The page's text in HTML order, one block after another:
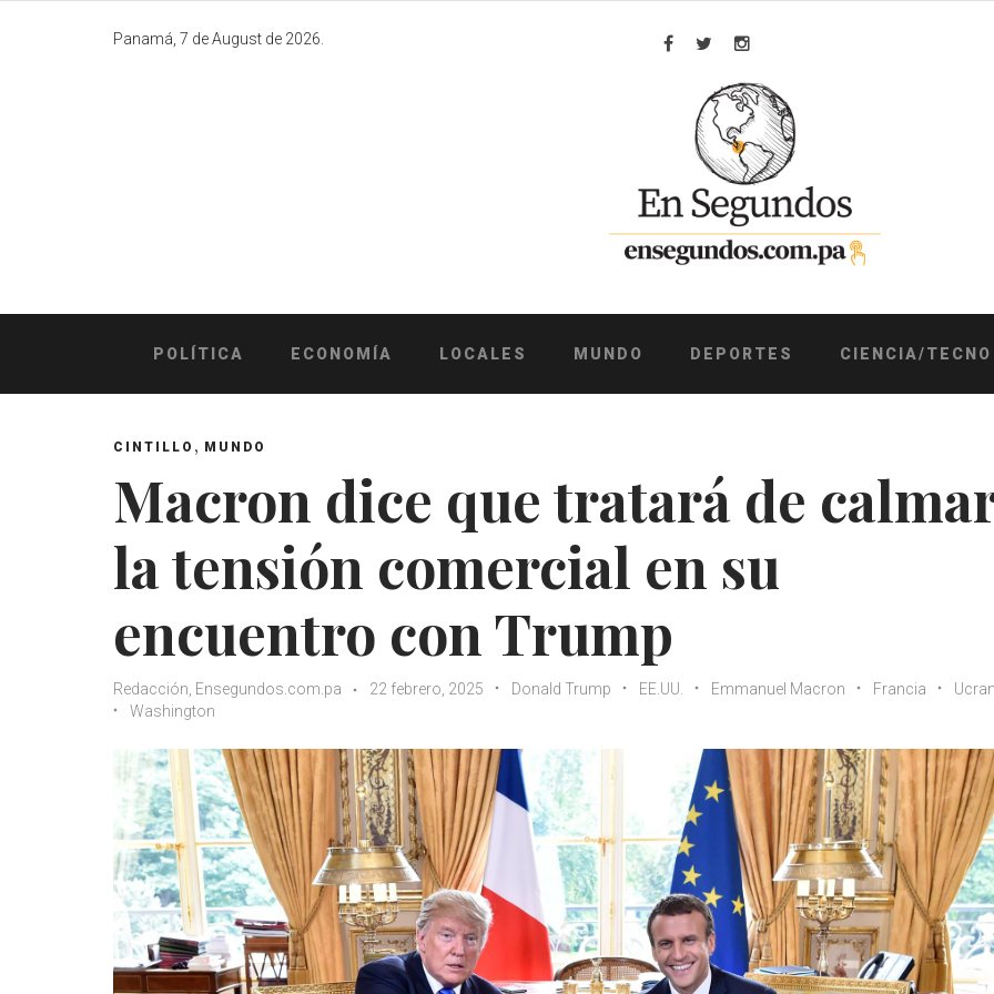
Panamá, 7 de August de 2026.
Facebook
TwitterInstagram
POLÍTICA ECONOMÍA LOCALES MUNDO DEPORTES CIENCIA/TECNO
CINTILLO , MUNDO
Macron dice que tratará de
la tensión comercial en su
encuentro con Trump
Redacción, Ensegundos.com.pa 22 febrero, 2025 Donald Trump EE.UU. Emmanuel Macron Francia
Washington